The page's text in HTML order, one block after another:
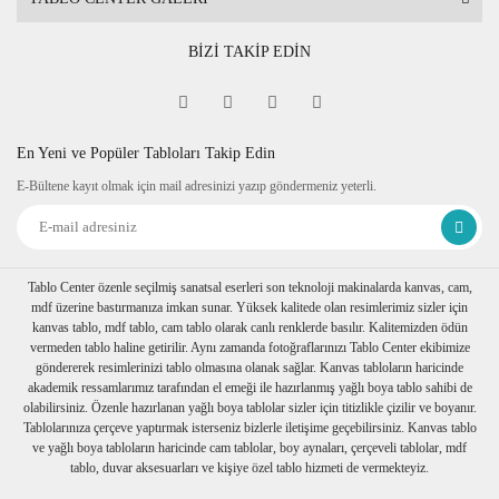
BİZİ TAKİP EDİN
En Yeni ve Popüler Tabloları Takip Edin
E-Bültene kayıt olmak için mail adresinizi yazıp göndermeniz yeterli.
Tablo Center özenle seçilmiş sanatsal eserleri son teknoloji makinalarda kanvas, cam,
mdf üzerine bastırmanıza imkan sunar. Yüksek kalitede olan resimlerimiz sizler için
kanvas tablo, mdf tablo, cam tablo olarak canlı renklerde basılır. Kalitemizden ödün
vermeden tablo haline getirilir. Aynı zamanda fotoğraflarınızı Tablo Center ekibimize
göndererek resimlerinizi tablo olmasına olanak sağlar. Kanvas tabloların haricinde
akademik ressamlarımız tarafından el emeği ile hazırlanmış yağlı boya tablo sahibi de
olabilirsiniz. Özenle hazırlanan yağlı boya tablolar sizler için titizlikle çizilir ve boyanır.
Tablolarınıza çerçeve yaptırmak isterseniz bizlerle iletişime geçebilirsiniz. Kanvas tablo
ve yağlı boya tabloların haricinde cam tablolar, boy aynaları, çerçeveli tablolar, mdf
tablo, duvar aksesuarları ve kişiye özel tablo hizmeti de vermekteyiz.